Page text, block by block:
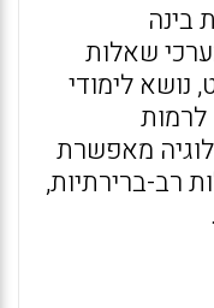
בינה
שאלות
נושא לימודי
לרמות
מאפשרת
רב-ברירתיות,